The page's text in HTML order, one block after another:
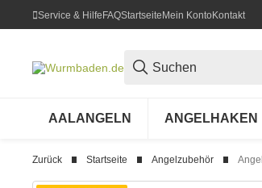
Service & HilfeFAQStartseiteMein KontoKontakt
AALANGELN ANGELHAKEN
Zurück Startseite Angelzubehör